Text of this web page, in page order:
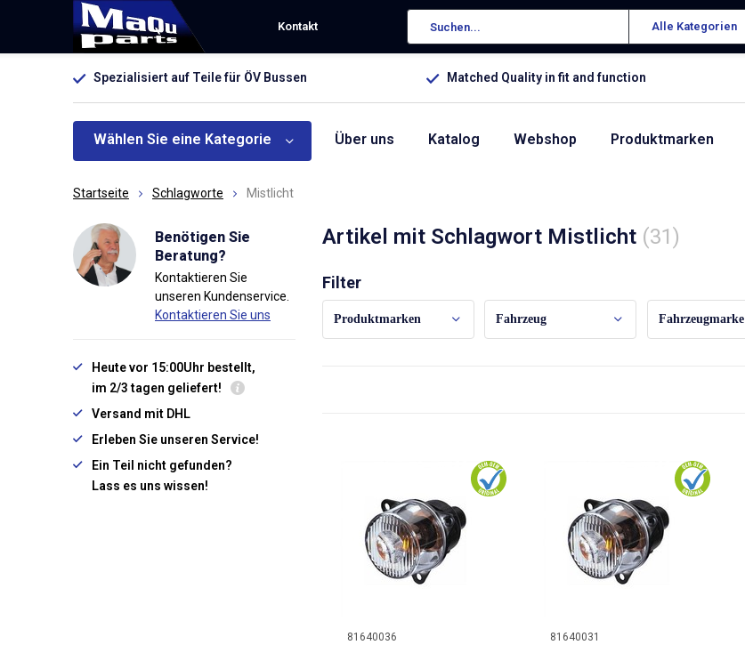
Kontakt Alle Kategorien
Spezialisiert auf Teile für ÖV Bussen Matched Quality in fit and function
Wählen Sie eine Kategorie Über uns Katalog Webshop Produktmarken
Startseite Schlagworte Mistlicht
Artikel mit Schlagwort Mistlicht (31)
Sortieren nach:
Filter
Produktmarken Fahrzeug Fahrzeugmarke
81640036 81640031
Benötigen Sie
Beratung?
Kontaktieren Sie
unseren Kundenservice.
Kontaktieren Sie uns
Heute vor 15:00Uhr bestellt,
im 2/3 tagen geliefert!
Versand mit DHL
Erleben Sie unseren Service!
Ein Teil nicht gefunden?
Lass es uns wissen!